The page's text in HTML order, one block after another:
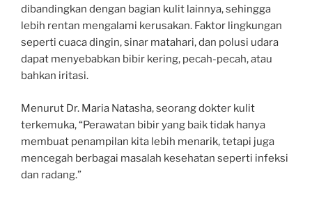
dibandingkan dengan bagian kulit lainnya, sehingga
lebih rentan mengalami kerusakan. Faktor lingkungan
seperti cuaca dingin, sinar matahari, dan polusi udara
dapat menyebabkan bibir kering, pecah-pecah, atau
bahkan iritasi.
Menurut Dr. Maria Natasha, seorang dokter kulit
terkemuka, “Perawatan bibir yang baik tidak hanya
membuat penampilan kita lebih menarik, tetapi juga
mencegah berbagai masalah kesehatan seperti infeksi
dan radang.”